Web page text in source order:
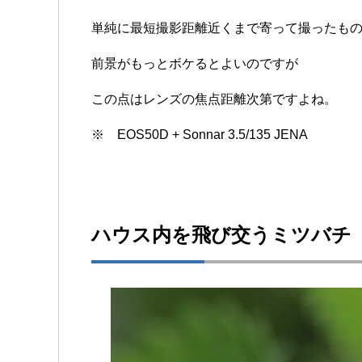
単純に最短撮影距離近くまで寄って撮ったも
前景がもっとボケるとよいのですが
この点はレンズの焦点距離次第ですよね。
※ EOS50D + Sonnar 3.5/135 JENA
ハウス内を飛び交うミツバチ